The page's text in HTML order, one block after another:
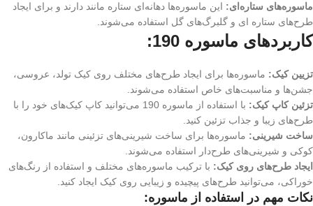
ماسوره‌های ستاره‌ای: این ماسوره‌ها دهانه‌ای ستاره مانند دارند و برای ایجاد
طرح‌های ستاره ای و گلبرگ‌های گل استفاده می‌شوند.
کاربردهای ماسوره 190:
تزیین کیک: ماسوره‌ها برای ایجاد طرح‌های مختلف روی کیک تولد، عروسی،
جشن‌ها و مناسبت‌های خاص استفاده می‌شوند.
تزئین کاپ کیک:
با استفاده از ماسوره 190 می‌توانید کاپ کیک‌های خود را با
طرح‌های زیبا و جذاب تزئین کنید.
ساخت شیرینی: ماسوره‌ها برای ساخت شیرینی‌های تزئینی مانند ماکارون،
کوکی و شیرینی‌های طرح‌دار استفاده می‌شوند.
ایجاد طرح‌های روی کیک: با ترکیب ماسوره‌های مختلف و استفاده از رنگ‌های
خوراکی، می‌توانید طرح‌های پیچیده و زیبایی روی کیک ایجاد کنید.
نکات مهم در استفاده از ماسوره: